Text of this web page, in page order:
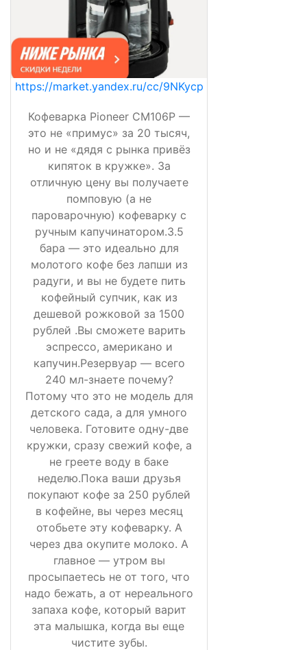
https://market.yandex.ru/cc/9NKycp
Кофеварка Pioneer CM106P —
это не «примус» за 20 тысяч,
но и не «дядя с рынка привёз
кипяток в кружке». За
отличную цену вы получаете
помповую (а не
пароварочную) кофеварку с
ручным капучинатором.3.5
бара — это идеально для
молотого кофе без лапши из
радуги, и вы не будете пить
кофейный супчик, как из
дешевой рожковой за 1500
рублей .Вы сможете варить
эспрессо, американо и
капучин.Резервуар — всего
240 мл-знаете почему?
Потому что это не модель для
детского сада, а для умного
человека. Готовите одну-две
кружки, сразу свежий кофе, а
не греете воду в баке
неделю.Пока ваши друзья
покупают кофе за 250 рублей
в кофейне, вы через месяц
отобьете эту кофеварку. А
через два окупите молоко. А
главное — утром вы
просыпаетесь не от того, что
надо бежать, а от нереального
запаха кофе, который варит
эта малышка, когда вы еще
чистите зубы.